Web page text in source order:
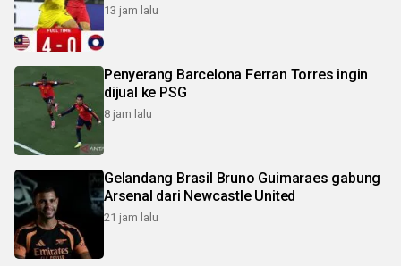
13 jam lalu
Penyerang Barcelona Ferran Torres ingin
dijual ke PSG
8 jam lalu
Gelandang Brasil Bruno Guimaraes gabung
Arsenal dari Newcastle United
21 jam lalu